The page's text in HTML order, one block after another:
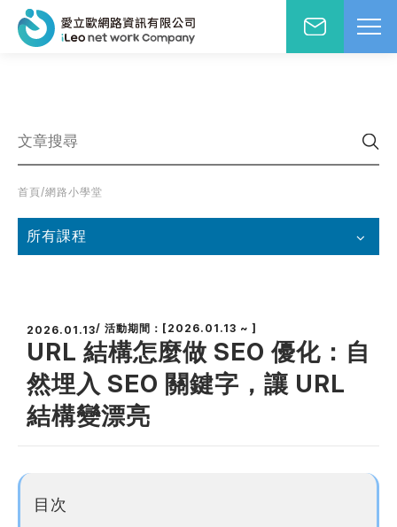
首頁/網路小學堂
所有課程
2026.01.13/ 活動期間：[2026.01.13 ~ ]
URL 結構怎麼做 SEO 優化：自
然埋入 SEO 關鍵字，讓 URL
結構變漂亮
目次
人姓名※
先生 小姐
信箱 ※
小學堂
設計案例
設計報價
架站低成本
式銷售頁
高轉單行銷利器
製作流程
版型挑選
網站設計